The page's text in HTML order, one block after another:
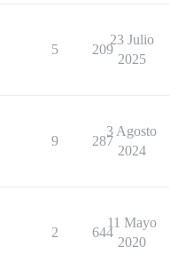
5 209
23 Julio
2025
9 287
3 Agosto
2024
2 644
11 Mayo
2020